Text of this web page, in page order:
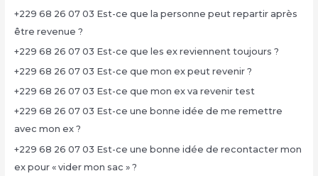
+229 68 26 07 03 Est-ce que la personne peut repartir après
être revenue ?
+229 68 26 07 03 Est-ce que les ex reviennent toujours ?
+229 68 26 07 03 Est-ce que mon ex peut revenir ?
+229 68 26 07 03 Est-ce que mon ex va revenir test
+229 68 26 07 03 Est-ce une bonne idée de me remettre
avec mon ex ?
+229 68 26 07 03 Est-ce une bonne idée de recontacter mon
ex pour « vider mon sac » ?